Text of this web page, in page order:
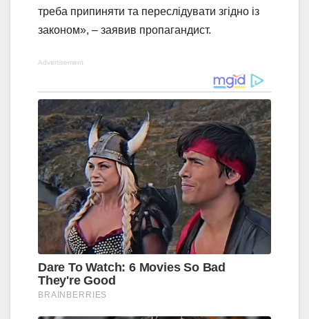
треба припиняти та переслідувати згідно із
законом», – заявив пропагандист.
Advertisement